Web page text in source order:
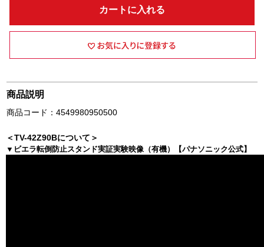
カートに入れる
商品説明
商品コード：4549980950500
＜TV-42Z90Bについて＞
▼ビエラ転倒防止スタンド実証実験映像（有機）【パナソニック公式】